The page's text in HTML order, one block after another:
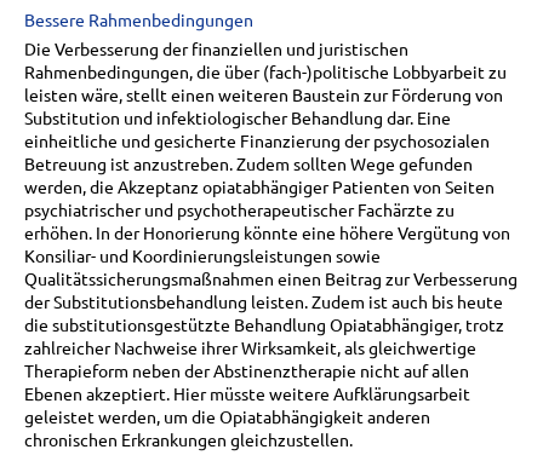
Bessere Rahmenbedingungen
Die Verbesserung der finanziellen und juristischen
Rahmenbedingungen, die über (fach-)politische Lobbyarbeit zu
leisten wäre, stellt einen weiteren Baustein zur Förderung von
Substitution und infektiologischer Behandlung dar. Eine
einheitliche und gesicherte Finanzierung der psychosozialen
Betreuung ist anzustreben. Zudem sollten Wege gefunden
werden, die Akzeptanz opiatabhängiger Patienten von Seiten
psychiatrischer und psychotherapeutischer Fachärzte zu
erhöhen. In der Honorierung könnte eine höhere Vergütung von
Konsiliar- und Koordinierungsleistungen sowie
Qualitätssicherungsmaßnahmen einen Beitrag zur Verbesserung
der Substitutionsbehandlung leisten. Zudem ist auch bis heute
die substitutionsgestützte Behandlung Opiatabhängiger, trotz
zahlreicher Nachweise ihrer Wirksamkeit, als gleichwertige
Therapieform neben der Abstinenztherapie nicht auf allen
Ebenen akzeptiert. Hier müsste weitere Aufklärungsarbeit
geleistet werden, um die Opiatabhängigkeit anderen
chronischen Erkrankungen gleichzustellen.